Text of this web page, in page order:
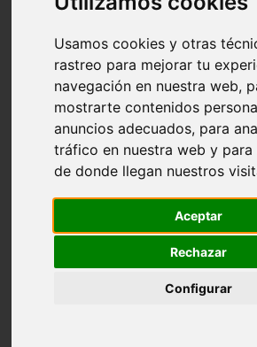
Usamos cookies y otras
rastreo para mejorar tu
navegación en nuestra web,
mostrarte contenidos
anuncios adecuados, para
tráfico en nuestra web y
de donde llegan nuestros
Aceptar
Rechazar
Configurar
salud
ventas
mantenimiento
aves
marketing
bienestar
peque os mam feros
verano
legislaci n
peluquer a
accesorios
peluquer a canina
consejos